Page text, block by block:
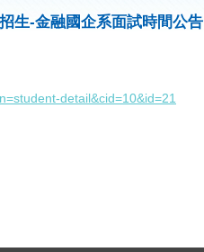
生-金融國企系面試時間公告
detail&cid=10&id=21